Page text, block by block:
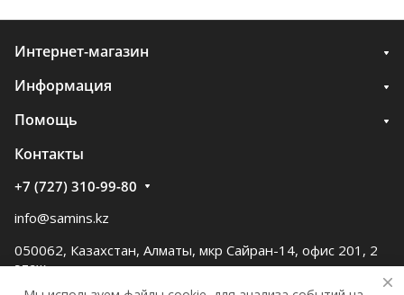
Интернет-магазин
Информация
Помощь
Контакты
+7 (727) 310-99-80
info@samins.kz
050062, Казахстан, Алматы, мкр Сайран-14, офис 201, 2
этаж